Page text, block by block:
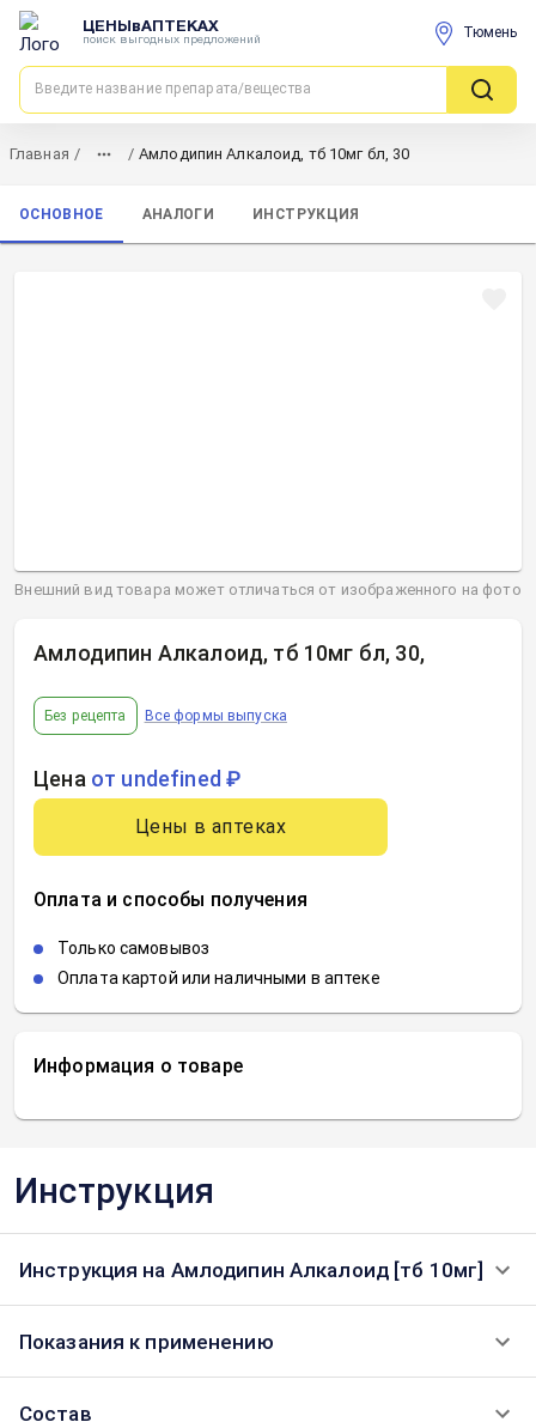
ЦЕНЫвАПТЕКАХ
поиск выгодных предложений Тюмень
Главная / / Амлодипин Алкалоид, тб 10мг бл, 30
ОСНОВНОЕ АНАЛОГИ ИНСТРУКЦИЯ
Информация о товаре
Амлодипин Алкалоид, тб 10мг бл, 30,
Без рецепта Все формы выпуска
Цена от undefined ₽
Цены в аптеках
Оплата и способы получения
Только самовывоз
Оплата картой или наличными в аптеке
Внешний вид товара может отличаться от изображенного на фото
Инструкция
Инструкция на Амлодипин Алкалоид [тб 10мг]
Показания к применению
Состав